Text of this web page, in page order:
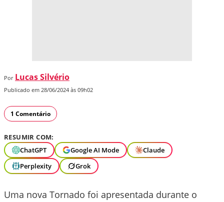
Por Lucas Silvério
Publicado em 28/06/2024 às 09h02
1 Comentário
RESUMIR COM:
ChatGPT
Google AI Mode
Claude
Perplexity
Grok
Uma nova Tornado foi apresentada durante o